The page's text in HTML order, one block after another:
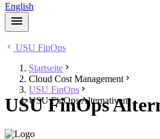
English
USU FinOps
Startseite
Cloud Cost Management
USU FinOps
USU FinOps Alternativen
USU FinOps